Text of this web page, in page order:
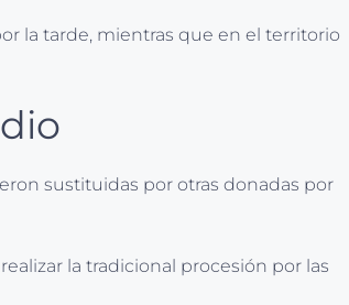
la tarde, mientras que en el territorio
sustituidas por otras donadas por
la tradicional procesión por las